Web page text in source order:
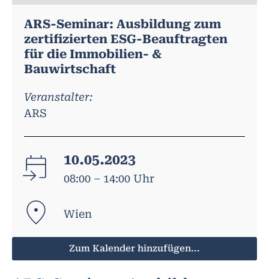
ARS-Seminar: Ausbildung zum
zertifizierten ESG-Beauftragten
für die Immobilien- &
Bauwirtschaft
Veranstalter:
ARS
10.05.2023
08:00 – 14:00 Uhr
Wien
Zum Kalender hinzufügen...